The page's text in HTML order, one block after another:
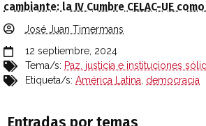
cambiante: la IV Cumbre CELAC-UE
José Juan Timermans
12 septiembre, 2024
Tema/s: Paz, justicia e instituciones
Etiqueta/s: América Latina democracia